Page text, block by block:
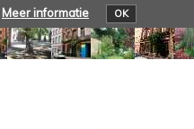
Meer informatie OK